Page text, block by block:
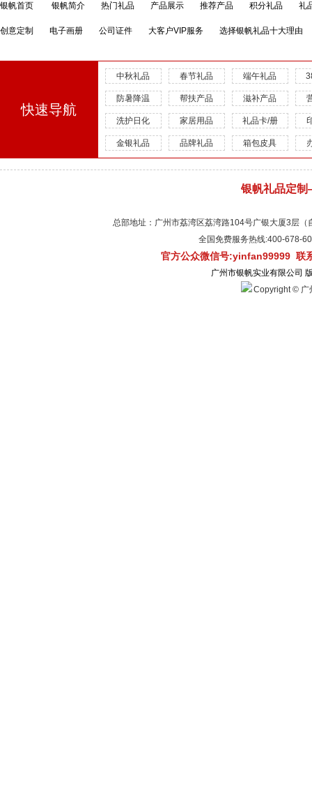
银帆首页 银帆简介 热门礼品 产品展示 推荐产品 积分礼品 礼
创意定制 电子画册 公司证件 大客户VIP服务 选择银帆礼品十大理由
快速导航
中秋礼品 春节礼品 端午礼品
防暑降温 帮扶产品 滋补产品
洗护日化 家居用品 礼品卡/册
金银礼品 品牌礼品 箱包皮具
银帆礼品定
总部地址：广州市荔湾区荔湾路104号广银大厦3层
全国免费服务热线:400-
官方公众微信号:yinfan99999 联
广州市银帆实业有限公司
Copyright © 广